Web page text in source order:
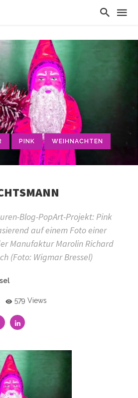
PINK WEIHNACHTEN
Blog-PopArt-Projekt: Pink
auf einem Foto einer
Manufaktur Marolin Richard
(Foto: Wigmar Bressel)
579 Views